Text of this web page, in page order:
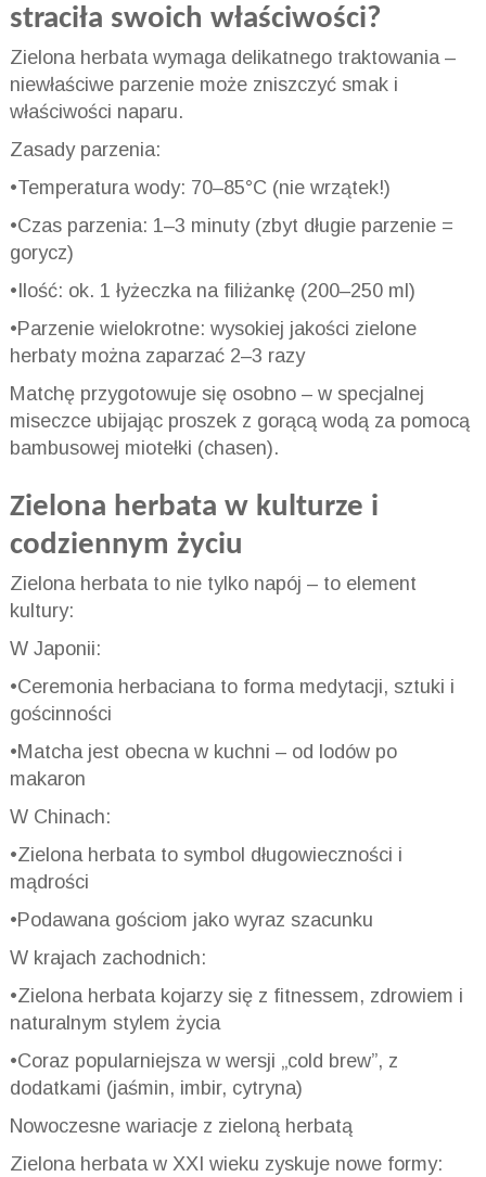
straciła swoich właściwości?
Zielona herbata wymaga delikatnego traktowania –
niewłaściwe parzenie może zniszczyć smak i
właściwości naparu.
Zasady parzenia:
•Temperatura wody: 70–85°C (nie wrzątek!)
•Czas parzenia: 1–3 minuty (zbyt długie parzenie =
gorycz)
•Ilość: ok. 1 łyżeczka na filiżankę (200–250 ml)
•Parzenie wielokrotne: wysokiej jakości zielone
herbaty można zaparzać 2–3 razy
Matchę przygotowuje się osobno – w specjalnej
miseczce ubijając proszek z gorącą wodą za pomocą
bambusowej miotełki (chasen).
Zielona herbata w kulturze i
codziennym życiu
Zielona herbata to nie tylko napój – to element
kultury:
W Japonii:
•Ceremonia herbaciana to forma medytacji, sztuki i
gościnności
•Matcha jest obecna w kuchni – od lodów po
makaron
W Chinach:
•Zielona herbata to symbol długowieczności i
mądrości
•Podawana gościom jako wyraz szacunku
W krajach zachodnich:
•Zielona herbata kojarzy się z fitnessem, zdrowiem i
naturalnym stylem życia
•Coraz popularniejsza w wersji „cold brew”, z
dodatkami (jaśmin, imbir, cytryna)
Nowoczesne wariacje z zieloną herbatą
Zielona herbata w XXI wieku zyskuje nowe formy: